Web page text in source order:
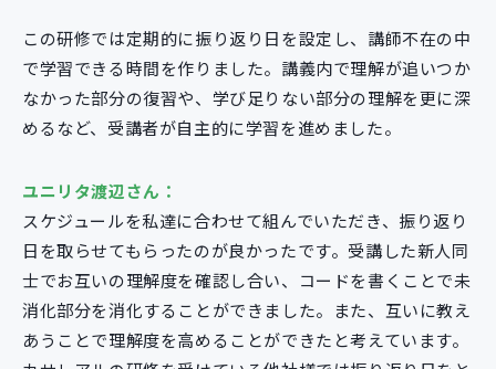
この研修では定期的に振り返り日を設定し、講師不在の中
で学習できる時間を作りました。講義内で理解が追いつか
なかった部分の復習や、学び足りない部分の理解を更に深
めるなど、受講者が自主的に学習を進めました。
ユニリタ渡辺さん：
スケジュールを私達に合わせて組んでいただき、振り返り
日を取らせてもらったのが良かったです。受講した新人同
士でお互いの理解度を確認し合い、コードを書くことで未
消化部分を消化することができました。また、互いに教え
あうことで理解度を高めることができたと考えています。